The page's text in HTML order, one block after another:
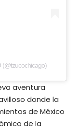
(@tzucochicago)
aventura
donde la
de México
de la